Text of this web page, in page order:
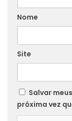
Nome
Site
Salvar
próxima vez